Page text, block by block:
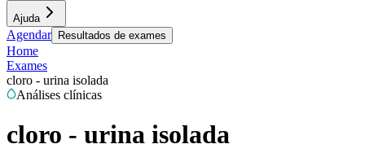
Ajuda
Agendar Resultados de exames
Home
Exames
cloro - urina isolada
Análises clínicas
cloro - urina isolada